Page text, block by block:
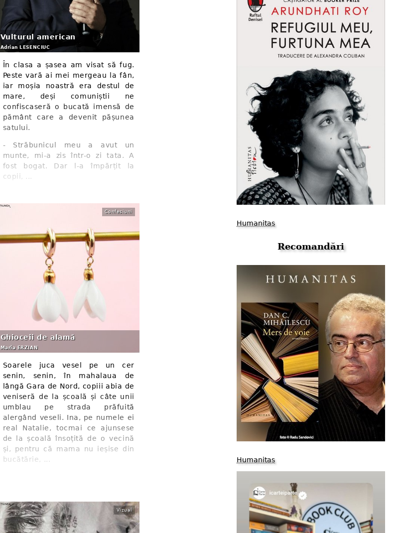
Vulturul american
Adrian LESENCIUC
În clasa a șasea am visat să fug.
Peste vară ai mei mergeau la fân,
iar moșia noastră era destul de
mare, deși comuniștii ne
confiscaseră o bucată imensă de
pământ care a devenit pășunea
satului.
- Străbunicul meu a avut un
munte, mi-a zis într-o zi tata. A
fost bogat. Dar l-a împărțit la
copii, ...
Confesiuni
Ghioceii de alamă
Maria ERZIAN
Soarele juca vesel pe un cer
senin, senin, în mahalaua de
lângă Gara de Nord, copiii abia de
veniseră de la școală și câte unii
umblau pe strada prăfuită
alergând veseli. Ina, pe numele ei
real Natalie, tocmai ce ajunsese
de la școală însoțită de o vecină
și, pentru că mama nu ieșise din
bucătărie, ...
Vizual
Humanitas
Recomandări
Humanitas